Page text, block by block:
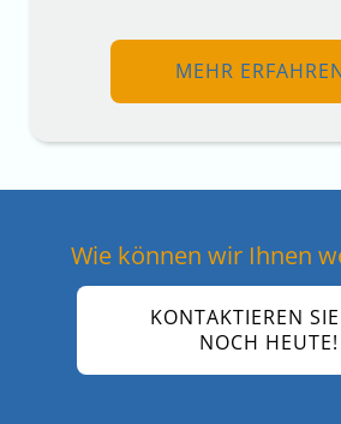
MEHR
Wie können wir Ihnen
KONTAKTIEREN
NOCH HEUTE!